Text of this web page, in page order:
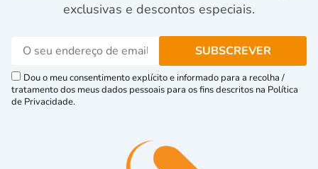
exclusivas e descontos especiais.
Dou o meu consentimento explícito e informado para a recolha /
tratamento dos meus dados pessoais para os fins descritos na Política
de Privacidade.